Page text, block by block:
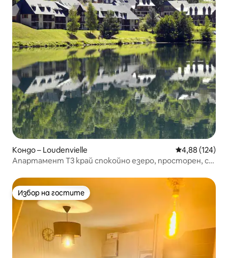
Кондо – Loudenvielle Средна
4,88 (124)
Апартамент T3 край спокойно езеро, просторен, с
Избор на гостите
Избор на гостите